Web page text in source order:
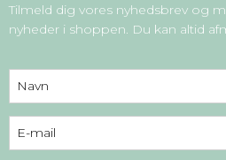
Tilmeld dig vores nyhedsbrev og
nyheder i shoppen. Du kan altid